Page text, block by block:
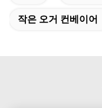
작은 오거 컨베이어